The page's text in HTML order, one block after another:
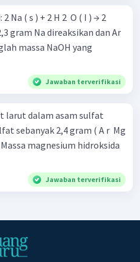
massa NaOH yang
Jawaban terverifikasi
larut dalam asam sulfat
sebanyak 2,4 gram ( A r ​ Mg
Massa magnesium hidroksida
Jawaban terverifikasi